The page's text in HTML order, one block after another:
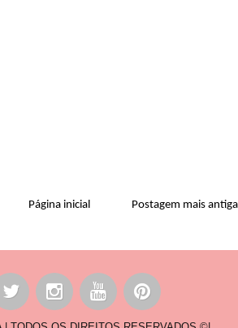
Postagem mais antiga
Página inicial